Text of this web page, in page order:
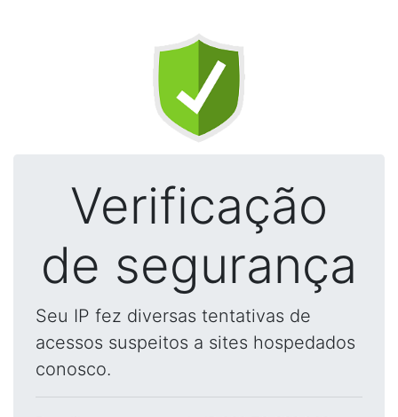
Verificação
de segurança
Seu IP fez diversas tentativas de
acessos suspeitos a sites hospedados
conosco.